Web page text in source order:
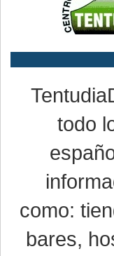
todo
como:
bares,